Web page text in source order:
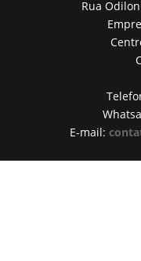
Rua
E-mail: